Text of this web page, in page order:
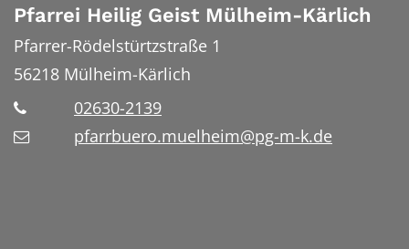
Pfarrei Heilig Geist Mülheim-Kärlich
Pfarrer-Rödelstürtzstraße 1
56218 Mülheim-Kärlich
02630-2139
pfarrbuero.muelheim@pg-m-k.de